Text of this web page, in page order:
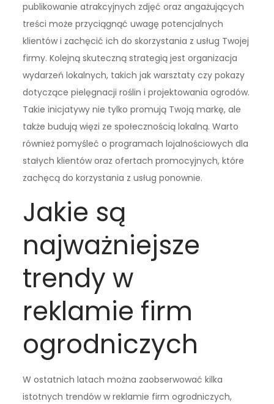
publikowanie atrakcyjnych zdjęć oraz angażujących
treści może przyciągnąć uwagę potencjalnych
klientów i zachęcić ich do skorzystania z usług Twojej
firmy. Kolejną skuteczną strategią jest organizacja
wydarzeń lokalnych, takich jak warsztaty czy pokazy
dotyczące pielęgnacji roślin i projektowania ogrodów.
Takie inicjatywy nie tylko promują Twoją markę, ale
także budują więzi ze społecznością lokalną. Warto
również pomyśleć o programach lojalnościowych dla
stałych klientów oraz ofertach promocyjnych, które
zachęcą do korzystania z usług ponownie.
Jakie są
najważniejsze
trendy w
reklamie firm
ogrodniczych
W ostatnich latach można zaobserwować kilka
istotnych trendów w reklamie firm ogrodniczych,